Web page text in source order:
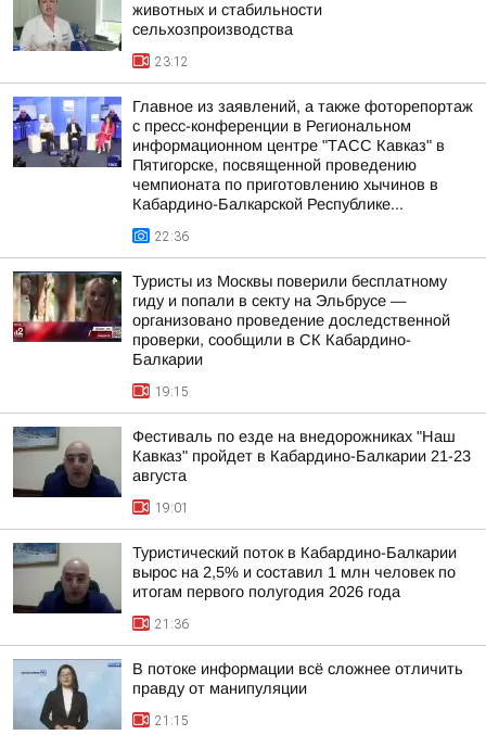
животных и стабильности
сельхозпроизводства
23:12
Главное из заявлений, а также фоторепортаж
с пресс-конференции в Региональном
информационном центре "ТАСС Кавказ" в
Пятигорске, посвященной проведению
чемпионата по приготовлению хычинов в
Кабардино-Балкарской Республике...
22:36
Туристы из Москвы поверили бесплатному
гиду и попали в секту на Эльбрусе —
организовано проведение доследственной
проверки, сообщили в СК Кабардино-
Балкарии
19:15
Фестиваль по езде на внедорожниках "Наш
Кавказ" пройдет в Кабардино-Балкарии 21-23
августа
19:01
Туристический поток в Кабардино-Балкарии
вырос на 2,5% и составил 1 млн человек по
итогам первого полугодия 2026 года
21:36
В потоке информации всё сложнее отличить
правду от манипуляции
21:15